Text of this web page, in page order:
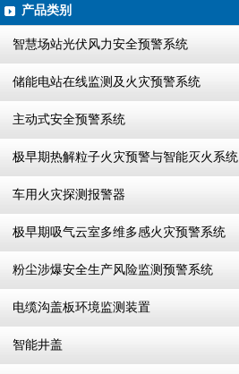
产品类别
智慧场站光伏风力安全预警系统
储能电站在线监测及火灾预警系统
主动式安全预警系统
极早期热解粒子火灾预警与智能灭火系统
车用火灾探测报警器
极早期吸气云室多维多感火灾预警系统
粉尘涉爆安全生产风险监测预警系统
电缆沟盖板环境监测装置
智能井盖